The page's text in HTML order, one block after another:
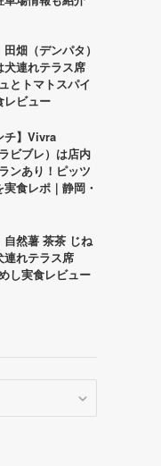
田畑（デンパタ）
犬連れテラス席
とトマトスパイ
レビュー
チ】Vivra
ビブレ）は店内
ンあり！ピッツ
実食レポ｜静岡・
自然薯 茶茶 じね
連れテラス席
し実食レビュー